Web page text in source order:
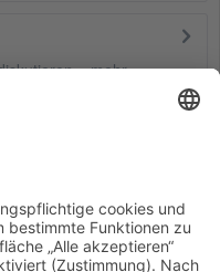
mehr